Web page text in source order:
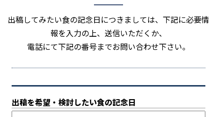
出稿してみたい食の記念日につきましては、下記に必要情
報を入力の上、送信いただくか、
電話にて下記の番号までお問い合わせ下さい。
出稿を希望・検討したい食の記念日